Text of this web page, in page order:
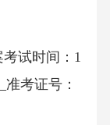
试时间：1
考证号：